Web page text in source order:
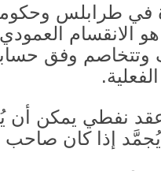
في طرابلس
الانقسام العمودي
وتتخاصم وفق
.
عقد نفطي يمكن
إذا كان صاحب